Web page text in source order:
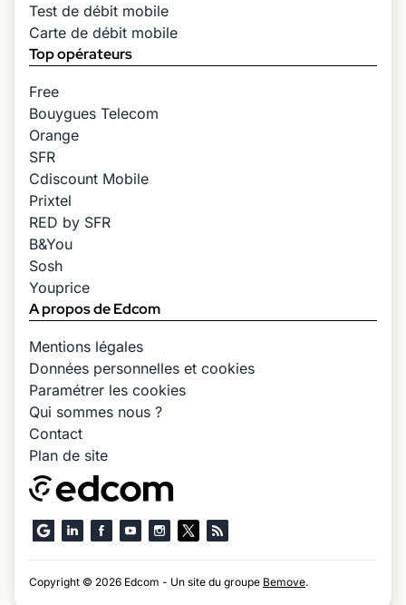
Test de débit mobile
Carte de débit mobile
Top opérateurs
Free
Bouygues Telecom
Orange
SFR
Cdiscount Mobile
Prixtel
RED by SFR
B&You
Sosh
Youprice
A propos de Edcom
Mentions légales
Données personnelles et cookies
Paramétrer les cookies
Qui sommes nous ?
Contact
Plan de site
Copyright © 2026 Edcom - Un site du groupe Bemove.